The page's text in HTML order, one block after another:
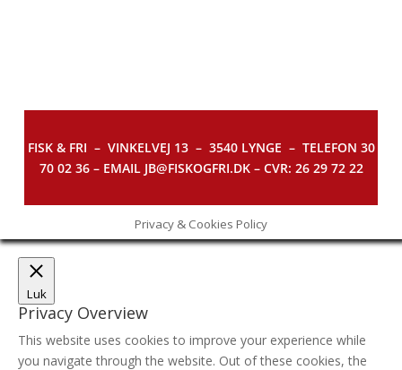
FISK & FRI – VINKELVEJ 13 – 3540 LYNGE – TELEFON 30
70 02 36 – EMAIL JB@FISKOGFRI.DK – CVR: 26 29 72 22
Privacy & Cookies Policy
Luk
Privacy Overview
This website uses cookies to improve your experience while
you navigate through the website. Out of these cookies, the